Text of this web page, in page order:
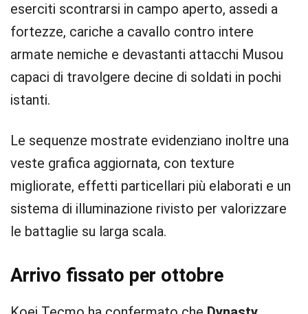
eserciti scontrarsi in campo aperto, assedi a
fortezze, cariche a cavallo contro intere
armate nemiche e devastanti attacchi Musou
capaci di travolgere decine di soldati in pochi
istanti.
Le sequenze mostrate evidenziano inoltre una
veste grafica aggiornata, con texture
migliorate, effetti particellari più elaborati e un
sistema di illuminazione rivisto per valorizzare
le battaglie su larga scala.
Arrivo fissato per ottobre